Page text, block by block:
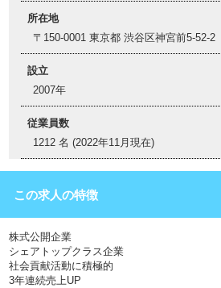
所在地
〒150-0001 東京都 渋谷区神宮前5-52-
設立
2007年
従業員数
1212 名 (2022年11月現在)
この求人の特徴
株式公開企業
シェアトップクラス企業
社会貢献活動に積極的
3年連続売上UP